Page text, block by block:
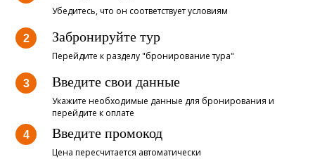
Убедитесь, что он соответствует условиям
Забронируйте тур
Перейдите к разделу "бронирование тура"
Введите свои данные
Укажите необходимые данные для бронирования и
перейдите к оплате
Введите промокод
Цена пересчитается автоматически